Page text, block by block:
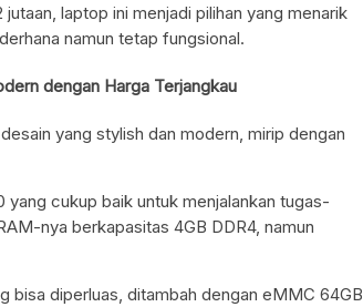
laptop ini menjadi pilihan yang menarik
namun tetap fungsional.
dengan Harga Terjangkau
yang stylish dan modern, mirip dengan
cukup baik untuk menjalankan tugas-
nya berkapasitas 4GB DDR4, namun
bisa diperluas, ditambah dengan eMMC 64GB